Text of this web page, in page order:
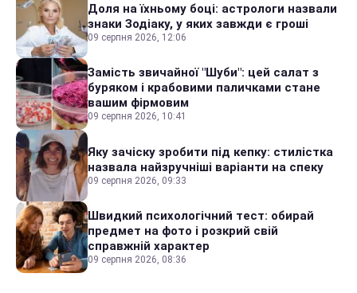
Доля на їхньому боці: астрологи назвали
знаки Зодіаку, у яких завжди є гроші
09 серпня 2026, 12:06
Замість звичайної "Шуби": цей салат з
буряком і крабовими паличками стане
вашим фірмовим
09 серпня 2026, 10:41
Яку зачіску зробити під кепку: стилістка
назвала найзручніші варіанти на спеку
09 серпня 2026, 09:33
Швидкий психологічний тест: обирай
предмет на фото і розкрий свій
справжній характер
09 серпня 2026, 08:36